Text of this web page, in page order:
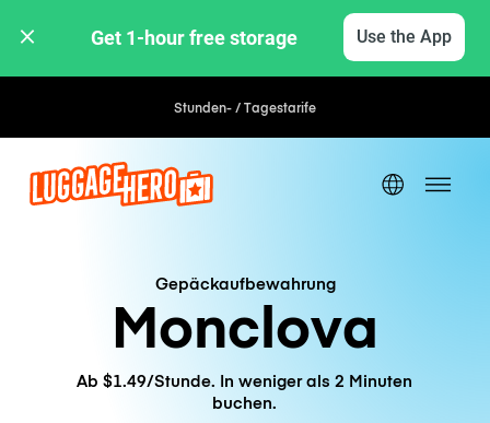
Get 1-hour free storage Use the App
Stunden- / Tagestarife
Gepäckaufbewahrung
Monclova
Ab $1.49/Stunde. In weniger als 2 Minuten
buchen.